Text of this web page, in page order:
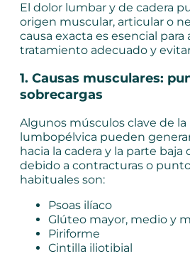
El dolor lumbar y de cadera
origen muscular, articular o
causa exacta es esencial para
tratamiento adecuado y
1. Causas musculares:
sobrecargas
Algunos músculos clave de la
lumbopélvica pueden
hacia la cadera y la parte baja
debido a contracturas o
habituales son:
Psoas ilíaco
Glúteo mayor, medio y
Piriforme
Cintilla iliotibial